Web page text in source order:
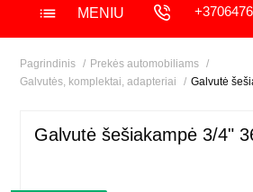
MENIU
Pagrindinis
Prekės automobiliams
Galvutės, komplektai, adapteriai
Galvutė
Galvutė šešiakampė 3/4"